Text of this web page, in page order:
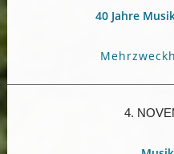
40 Jahre
4.